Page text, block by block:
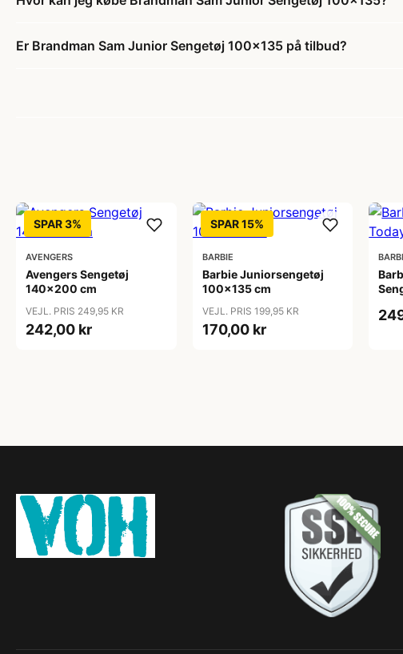
Er Brandman Sam Junior Sengetøj 100x135 på tilbud?
SPAR 3%
AVENGERS
Avengers Sengetøj
140x200 cm
VEJL. PRIS 249,95 KR
242,00 kr
SPAR 15%
BARBIE
Barbie Juniorsengetøj
100x135 cm
VEJL. PRIS 199,95 KR
170,00 kr